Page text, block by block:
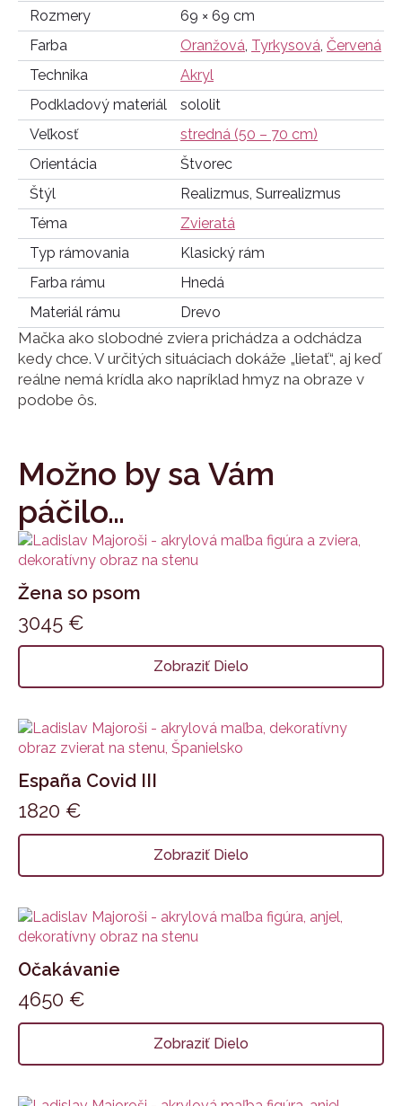
Rozmery
69 × 69 cm
Farba
Oranžová Tyrkysová Červená
Technika
Akryl
Podkladový materiál
sololit
Veľkosť
stredná (50 – 70 cm)
Orientácia
Štvorec
Štýl
Realizmus, Surrealizmus
Téma
Zvieratá
Typ rámovania
Klasický rám
Farba rámu
Hnedá
Materiál rámu
Drevo
Mačka ako slobodné zviera prichádza a odchádza
kedy chce. V určitých situáciach dokáže „lietať“, aj keď
reálne nemá krídla ako napríklad hmyz na obraze v
podobe ôs.
Možno by sa Vám
páčilo…
Žena so psom
3045 €
Zobraziť Dielo
España Covid III
1820 €
Zobraziť Dielo
Očakávanie
4650 €
Zobraziť Dielo